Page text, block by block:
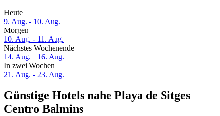
Heute
9. Aug. - 10. Aug.
Morgen
10. Aug. - 11. Aug.
Nächstes Wochenende
14. Aug. - 16. Aug.
In zwei Wochen
21. Aug. - 23. Aug.
Günstige Hotels nahe Playa de Sitges
Centro Balmins